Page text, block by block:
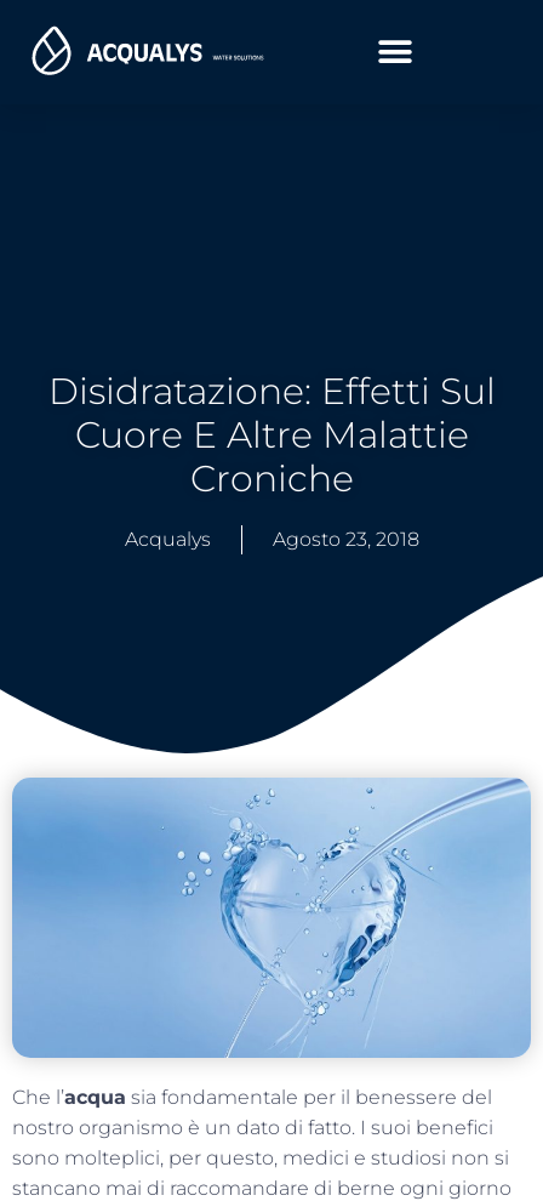
Disidratazione: Effetti Sul
Cuore E Altre Malattie
Croniche
Acqualys Agosto 23, 2018
Che l’acqua sia fondamentale per il benessere del
nostro organismo è un dato di fatto. I suoi benefici
sono molteplici, per questo, medici e studiosi non si
stancano mai di raccomandare di berne ogni giorno